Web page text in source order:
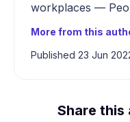
workplaces —
More from this
Published 23 Jun
Share this